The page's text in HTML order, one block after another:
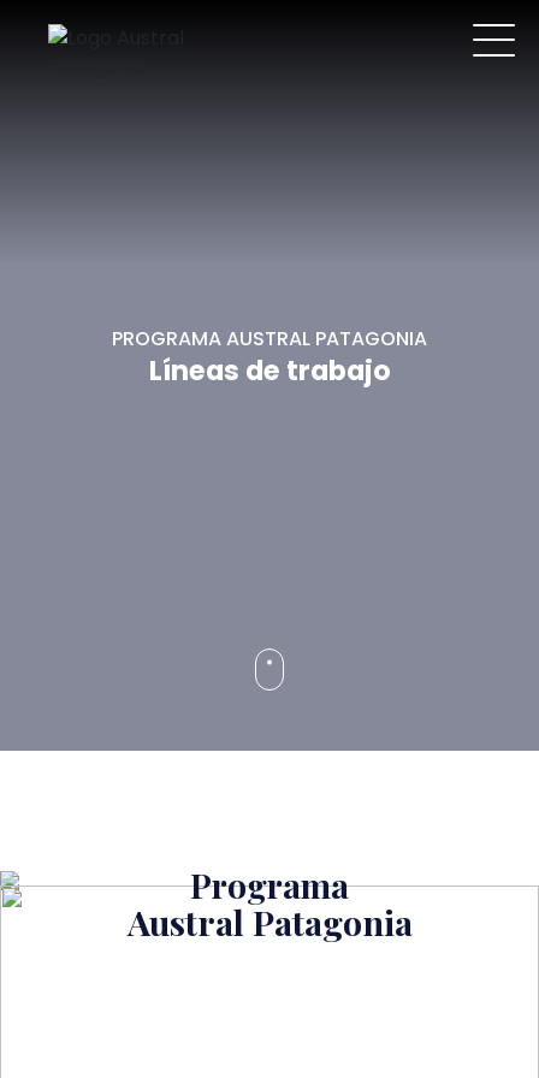
PROGRAMA AUSTRAL PATAGONIA
Líneas de trabajo
Programa
Austral Patagonia